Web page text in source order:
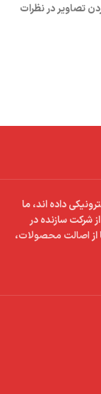
تصاویر در نظرات
داده اند، ما
شرکت سازنده در
اصالت محصولات،